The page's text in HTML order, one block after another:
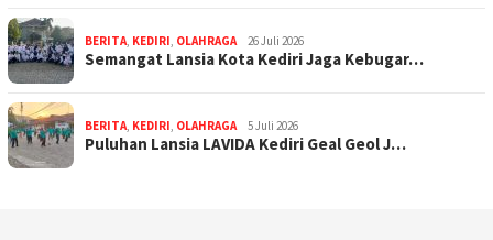
BERITA, KEDIRI, OLAHRAGA 26 Juli 2026
Semangat Lansia Kota Kediri Jaga Kebugar…
BERITA, KEDIRI, OLAHRAGA 5 Juli 2026
Puluhan Lansia LAVIDA Kediri Geal Geol J…